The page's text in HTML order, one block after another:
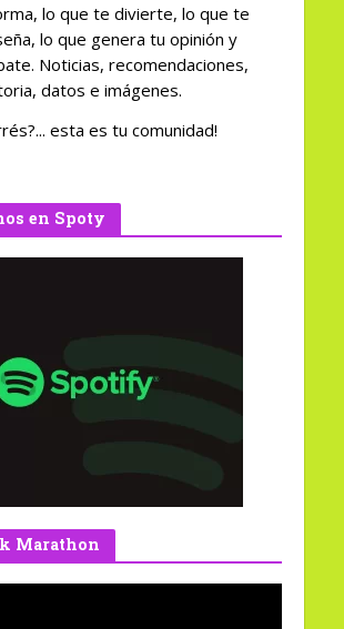
lo que te divierte, lo que te
lo que genera tu opinión y
Noticias, recomendaciones,
datos e imágenes.
esta es tu comunidad!
en Spoty
Marathon